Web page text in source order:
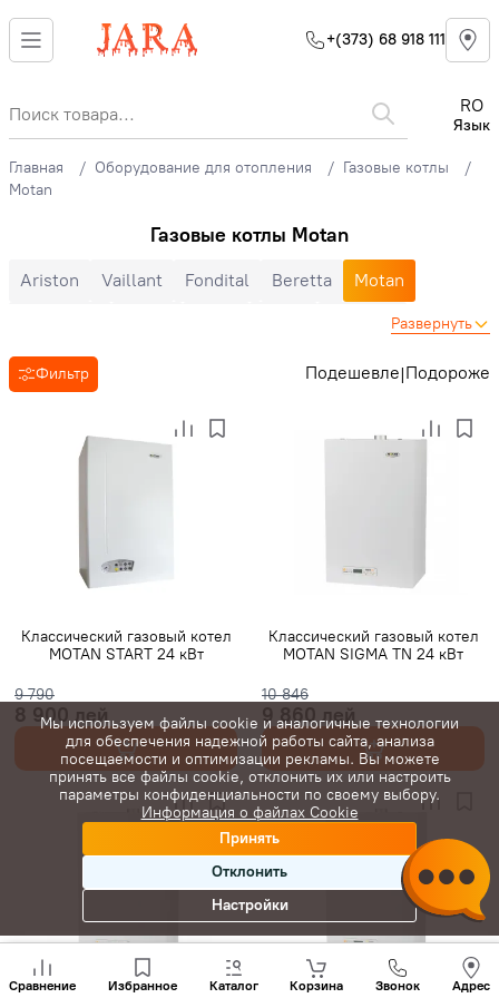
+(373) 68 918 111
RO
Язык
Главная Оборудование для отопления
Газовые котлы
Motan
Газовые котлы Motan
Ariston Vaillant Fondital Beretta
Motan
Buderus
Viessmann
DemirDokum
Напольные
Конденсационные
Турбированные
Развернуть
Фильтр Подешевле|Подороже
Классический газовый котел
MOTAN START 24 кВт
9 790
8 900 лей
Классический газовый котел
MOTAN SIGMA TN 24 кВт
10 846
9 860 лей
Сравнение Избранное Каталог Корзина Звонок Адрес
нам
+(373)
Мы используем файлы cookie и аналогичные технологии
для обеспечения надежной работы сайта, анализа
посещаемости и оптимизации рекламы. Вы можете
принять все файлы cookie, отклонить их или настроить
параметры конфиденциальности по своему выбору.
Информация о файлах Cookie
Принять
Отклонить
Настройки